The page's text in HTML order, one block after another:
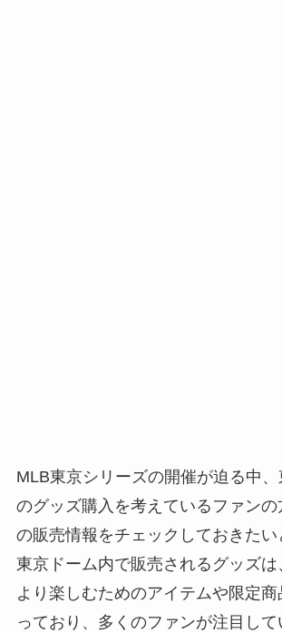
MLB東京シリーズの開催が迫る中
のグッズ購入を考えているファンの
の販売情報をチェックしておきたい
東京ドーム内で販売されるグッズは
より楽しむためのアイテムや限定
っており、多くのファンが注目し